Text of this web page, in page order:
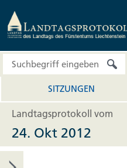
SITZUNGEN
Landtagsprotokoll vom
24. Okt 2012